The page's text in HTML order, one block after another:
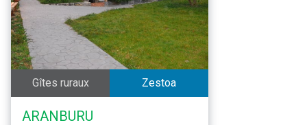
Gîtes ruraux Zestoa
ARANBURU